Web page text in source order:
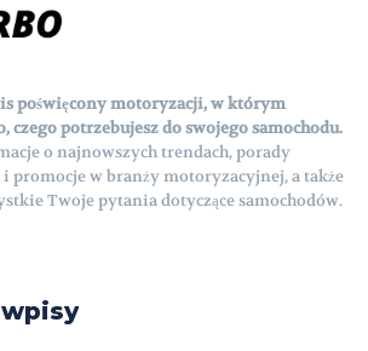
poświęcony motoryzacji, w którym
czego potrzebujesz do swojego samochodu.
o najnowszych trendach, porady
promocje w branży motoryzacyjnej, a także
Twoje pytania dotyczące samochodów.